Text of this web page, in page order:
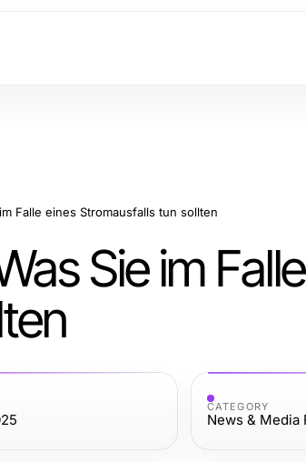
Falle eines Stromausfalls tun sollten
Sie im
CATEGORY
News & Media